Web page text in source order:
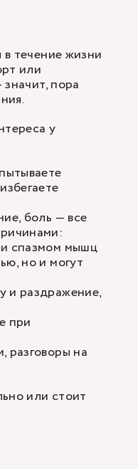
течение жизни
или
пора
у
боль — все
спазмом мышц
но и могут
и раздражение,
при
разговоры на
или стоит